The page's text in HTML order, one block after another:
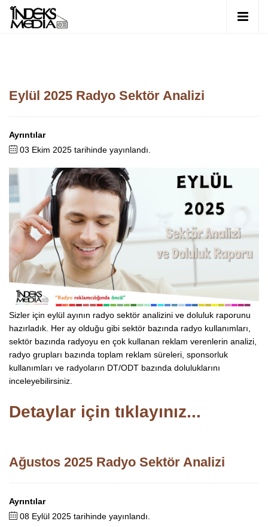
Eylül 2025 Radyo Sektör Analizi
Ayrıntılar
03 Ekim 2025 tarihinde yayınlandı.
Sizler için eylül ayının radyo sektör analizini ve doluluk raporunu
hazırladık. Her ay olduğu gibi sektör bazında radyo kullanımları,
sektör bazında radyoyu en çok kullanan reklam verenlerin analizi,
radyo grupları bazında toplam reklam süreleri, sponsorluk
kullanımları ve radyoların DT/ODT bazında doluluklarını
inceleyebilirsiniz.
Detaylar için tıklayınız...
Ağustos 2025 Radyo Sektör Analizi
Ayrıntılar
08 Eylül 2025 tarihinde yayınlandı.